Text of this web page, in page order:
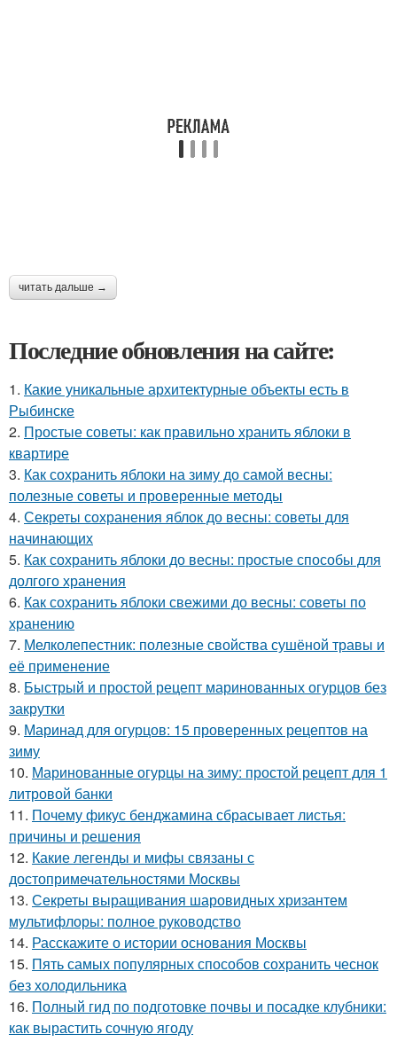
читать дальше →
Последние обновления на сайте:
1. Какие уникальные архитектурные объекты есть в
Рыбинске
2. Простые советы: как правильно хранить яблоки в
квартире
3. Как сохранить яблоки на зиму до самой весны:
полезные советы и проверенные методы
4. Секреты сохранения яблок до весны: советы для
начинающих
5. Как сохранить яблоки до весны: простые способы для
долгого хранения
6. Как сохранить яблоки свежими до весны: советы по
хранению
7. Мелколепестник: полезные свойства сушёной травы и
её применение
8. Быстрый и простой рецепт маринованных огурцов без
закрутки
9. Маринад для огурцов: 15 проверенных рецептов на
зиму
10. Маринованные огурцы на зиму: простой рецепт для 1
литровой банки
11. Почему фикус бенджамина сбрасывает листья:
причины и решения
12. Какие легенды и мифы связаны с
достопримечательностями Москвы
13. Секреты выращивания шаровидных хризантем
мультифлоры: полное руководство
14. Расскажите о истории основания Москвы
15. Пять самых популярных способов сохранить чеснок
без холодильника
16. Полный гид по подготовке почвы и посадке клубники:
как вырастить сочную ягоду